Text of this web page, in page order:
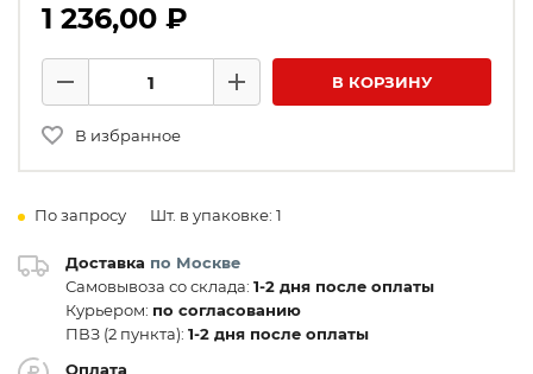
1 236,00 ₽
Минус
Плюс В КОРЗИНУ
В избранное
По запросу Шт. в упаковке: 1
Доставка по Москве
Самовывоза со склада: 1-2 дня после оплаты
Курьером: по согласованию
ПВЗ (2 пункта): 1-2 дня после оплаты
Оплата